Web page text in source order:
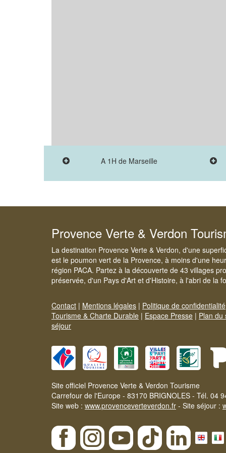
A 1H de Marseille
Provence Verte & Verdon
La destination Provence Verte & Verdon, d'une
est le poumon vert de la Provence, à moins d'une
région PACA. Partez à la découverte de 43 villages
préservée, d'un Pays d'Art et d'Histoire, à l'abri de la
Contact | Mentions légales | Politique de confidentialité
Tourisme & Charte Durable | Espace Presse | Plan du
séjour
Site officiel Provence Verte & Verdon Tourisme
Carrefour de l'Europe - 83170 BRIGNOLES - Tél. 04
Site web : www.provenceverteverdon.fr - Site séjour :